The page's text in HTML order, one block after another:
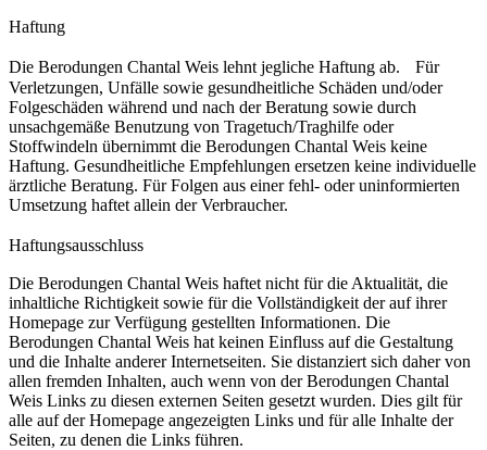
Haftung
Die Berodungen Chantal Weis lehnt jegliche Haftung ab. Für
Verletzungen, Unfälle sowie gesundheitliche Schäden und/oder
Folgeschäden während und nach der Beratung sowie durch
unsachgemäße Benutzung von Tragetuch/Traghilfe oder
Stoffwindeln übernimmt die Berodungen Chantal Weis keine
Haftung. Gesundheitliche Empfehlungen ersetzen keine individuelle
ärztliche Beratung. Für Folgen aus einer fehl- oder uninformierten
Umsetzung haftet allein der Verbraucher.
Haftungsausschluss
Die Berodungen Chantal Weis haftet nicht für die Aktualität, die
inhaltliche Richtigkeit sowie für die Vollständigkeit der auf ihrer
Homepage zur Verfügung gestellten Informationen. Die
Berodungen Chantal Weis hat keinen Einfluss auf die Gestaltung
und die Inhalte anderer Internetseiten. Sie distanziert sich daher von
allen fremden Inhalten, auch wenn von der Berodungen Chantal
Weis Links zu diesen externen Seiten gesetzt wurden. Dies gilt für
alle auf der Homepage angezeigten Links und für alle Inhalte der
Seiten, zu denen die Links führen.